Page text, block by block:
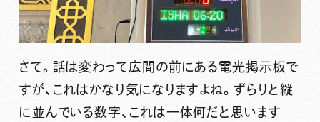
さて。話は変わって広間の前にある電光掲示板で
すが、これはかなり気になりますよね。ずらりと縦
に並んでいる数字、これは一体何だと思います